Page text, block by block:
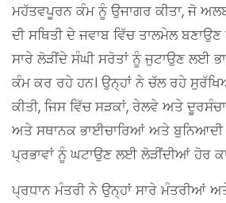
ਮਹੱਤਵਪੂਰਨ ਕੰਮ ਨੂੰ ਉਜਾਗਰ ਕੀਤਾ, ਜੋ
ਦੀ ਸਥਿਤੀ ਦੇ ਜਵਾਬ ਵਿੱਚ ਤਾਲਮੇਲ
ਸਾਰੇ ਲੋੜੀਂਦੇ ਸੰਘੀ ਸਰੋਤਾਂ ਨੂੰ ਜੁਟਾਉਣ ਲਈ
ਕੰਮ ਕਰ ਰਹੇ ਹਨ। ਉਨ੍ਹਾਂ ਨੇ ਚੱਲ ਰਹੇ
ਕੀਤੀ, ਜਿਸ ਵਿੱਚ ਸੜਕਾਂ, ਰੇਲਵੇ ਅਤੇ
ਅਤੇ ਸਥਾਨਕ ਭਾਈਚਾਰਿਆਂ ਅਤੇ ਬੁਨਿਆਦੀ
ਪ੍ਰਭਾਵਾਂ ਨੂੰ ਘਟਾਉਣ ਲਈ ਲੋੜੀਂਦੀਆਂ ਹੋਰ
ਪ੍ਰਧਾਨ ਮੰਤਰੀ ਨੇ ਉਨ੍ਹਾਂ ਸਾਰੇ ਮੰਤਰੀਆਂ